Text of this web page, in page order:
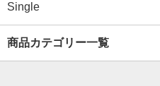
Single
商品カテゴリー一覧